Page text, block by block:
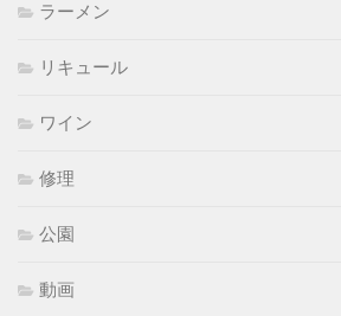
ラーメン
リキュール
ワイン
修理
公園
動画